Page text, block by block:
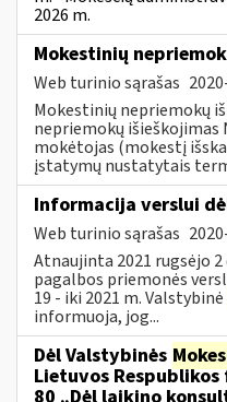
2026 m.
Mokestinių
Web turinio sąrašas
Mokestinių nepriemokų
nepriemokų išieškojimas
mokėtojas (mokestį
įstatymų nustatytais
Informacija verslui
Web turinio sąrašas
Atnaujinta 2021 rugsėjo
pagalbos priemonės
19 - iki 2021 m. Valstybinė
informuoja, jog...
Dėl Valstybinės
Lietuvos
80 „Dėl laikino